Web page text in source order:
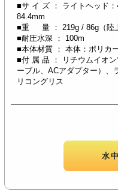
■サ イ ズ ： ライトヘッド
84.4mm
■重 量 ： 219g / 86g（陸
■耐圧水深 ： 100m
■本体材質 ： 本体：ポリカ
■付 属 品 ： リチウムイオ
ーブル、ACアダプター）、
リコングリス
水